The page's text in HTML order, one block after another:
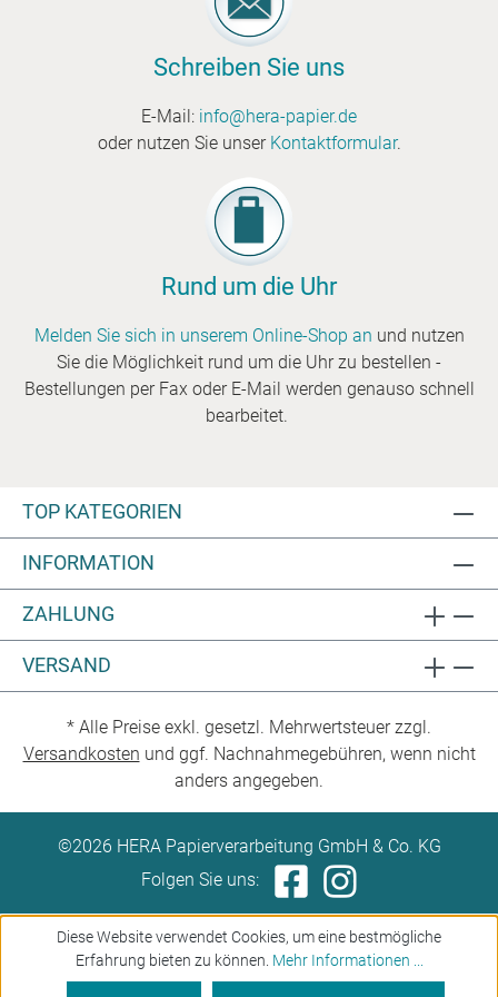
Schreiben Sie uns
E-Mail: info@hera-papier.de
oder nutzen Sie unser Kontaktformular.
Rund um die Uhr
Melden Sie sich in unserem Online-Shop an und nutzen
Sie die Möglichkeit rund um die Uhr zu bestellen -
Bestellungen per Fax oder E-Mail werden genauso schnell
bearbeitet.
TOP KATEGORIEN
INFORMATION
ZAHLUNG
VERSAND
* Alle Preise exkl. gesetzl. Mehrwertsteuer zzgl.
Versandkosten und ggf. Nachnahmegebühren, wenn nicht
anders angegeben.
©2026 HERA Papierverarbeitung GmbH & Co. KG
Folgen Sie uns:
Diese Website verwendet Cookies, um eine bestmögliche
Erfahrung bieten zu können. Mehr Informationen ...